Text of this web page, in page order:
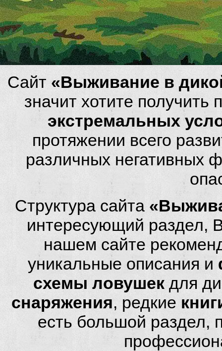
Сайт «Выживание в
значит хотите
экстремальных
протяжении всего
различных негативных
Структура сайта
интересующий раздел,
нашем сайте
уникальные описания и
схемы ловушек для
снаряжения, редкие
есть большой